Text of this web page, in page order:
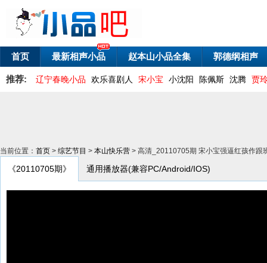
首页 最新相声小品 赵本山小品全集 郭德纲相声
推荐: 辽宁春晚小品 欢乐喜剧人 宋小宝 小沈阳 陈佩斯 沈腾 贾
当前位置： 首页 > 综艺节目 > 本山快乐营 > 高清_20110705期 宋小宝强逼红孩作跟
《20110705期》 通用播放器(兼容PC/Android/IOS)